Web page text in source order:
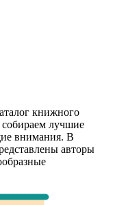
книжного
лучшие
внимания. В
авторы